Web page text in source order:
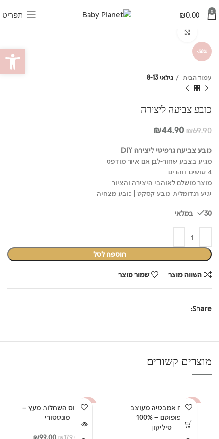
0
₪0.00 תפריט
-36%
עמוד הבית גילאי 8-13
כובע צביעה ליצירה
₪69.90
המחיר
היה:
₪69.90.
₪44.90
המחיר
הוא:
₪44.90.
כובע צביעה גרפיטי ליצירה DIY
מגיע בצבע שחור-לבן אם איור מודפס
4 טושים זוהרים
מוצר מושלם לאוהבי היצירה והציור
יגיע רנדומלית כובע קסקט | כובע מצחיה
30 במלאי
הוספה לסל
השווה מוצר שמור מוצר
Share:
מוצרים קשורים
-57%
שטיח אמבטיה מעוצב
היפופוטם – 100%
סיליקון
-45%
אזל מה
אוטובוס השחלות מעץ –
מונטסורי
₪179.00 המחיר₪99.00 המחיר
פתח